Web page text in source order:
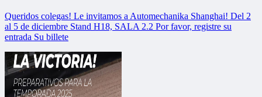
Queridos colegas! Le invitamos a Automechanika Shanghai! Del 2
al 5 de diciembre Stand H18, SALA 2.2 Por favor, registre su
entrada Su billete